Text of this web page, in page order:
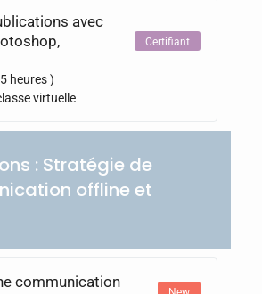
avec
Certifiant
heures )
virtuelle
: Stratégie de
offline et
communication